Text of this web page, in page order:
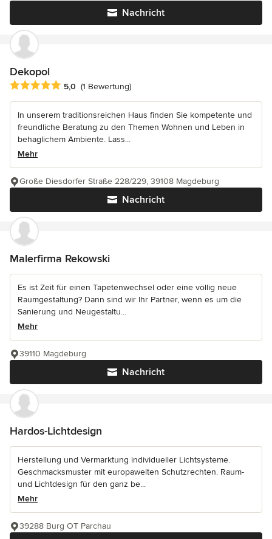
Nachricht
Dekopol
Durchschnittliche Bewertung: 5 von 5 Sternen
5,0 (1 Bewertung)
In unserem traditionsreichen Haus finden Sie kompetente und
freundliche Beratung zu den Themen Wohnen und Leben in
behaglichem Ambiente. Lass...
Mehr
Nachricht
Große Diesdorfer Straße 228/229, 39108 Magdeburg
Malerfirma Rekowski
Es ist Zeit für einen Tapetenwechsel oder eine völlig neue
Raumgestaltung? Dann sind wir Ihr Partner, wenn es um die
Sanierung und Neugestaltu...
Mehr
Nachricht
39110 Magdeburg
Hardos-Lichtdesign
Herstellung und Vermarktung individueller Lichtsysteme.
Geschmacksmuster mit europaweiten Schutzrechten. Raum-
und Lichtdesign für den ganz be...
Mehr
39288 Burg OT Parchau